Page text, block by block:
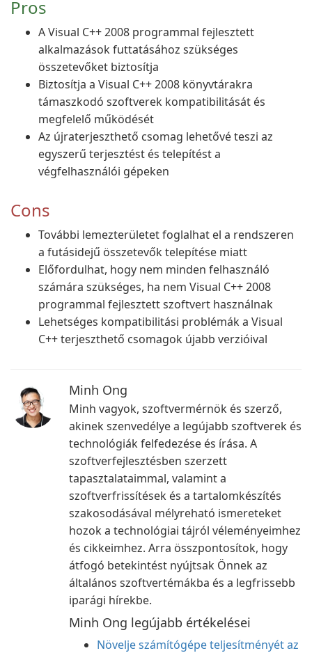
Pros
A Visual C++ 2008 programmal fejlesztett
alkalmazások futtatásához szükséges
összetevőket biztosítja
Biztosítja a Visual C++ 2008 könyvtárakra
támaszkodó szoftverek kompatibilitását és
megfelelő működését
Az újraterjeszthető csomag lehetővé teszi az
egyszerű terjesztést és telepítést a
végfelhasználói gépeken
Cons
További lemezterületet foglalhat el a rendszeren
a futásidejű összetevők telepítése miatt
Előfordulhat, hogy nem minden felhasználó
számára szükséges, ha nem Visual C++ 2008
programmal fejlesztett szoftvert használnak
Lehetséges kompatibilitási problémák a Visual
C++ terjeszthető csomagok újabb verzióival
Minh Ong
Minh vagyok, szoftvermérnök és szerző,
akinek szenvedélye a legújabb szoftverek és
technológiák felfedezése és írása. A
szoftverfejlesztésben szerzett
tapasztalataimmal, valamint a
szoftverfrissítések és a tartalomkészítés
szakosodásával mélyreható ismereteket
hozok a technológiai tájról véleményeimhez
és cikkeimhez. Arra összpontosítok, hogy
átfogó betekintést nyújtsak Önnek az
általános szoftvertémákba és a legfrissebb
iparági hírekbe.
Minh Ong legújabb értékelései
Növelje számítógépe teljesítményét az